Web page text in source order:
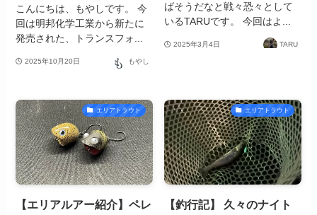
こんにちは、もやしです。 今
回は明邦化学工業から新たに
発売された、トランスフォ...
2025年10月20日 もやし
ばそうだなと戦々恐々として
いるTARUです。 今回はよ...
2025年3月4日 TARU
エリアトラウト
【エリアルアー紹介】ペレ
エリアトラウト
【釣行記】 久々のナイト